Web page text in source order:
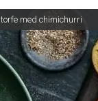
med chimichurri